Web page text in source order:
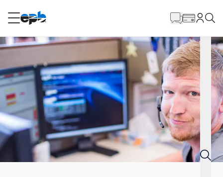
RESIDENCIAL
Internet
Energía
Televisión
principal